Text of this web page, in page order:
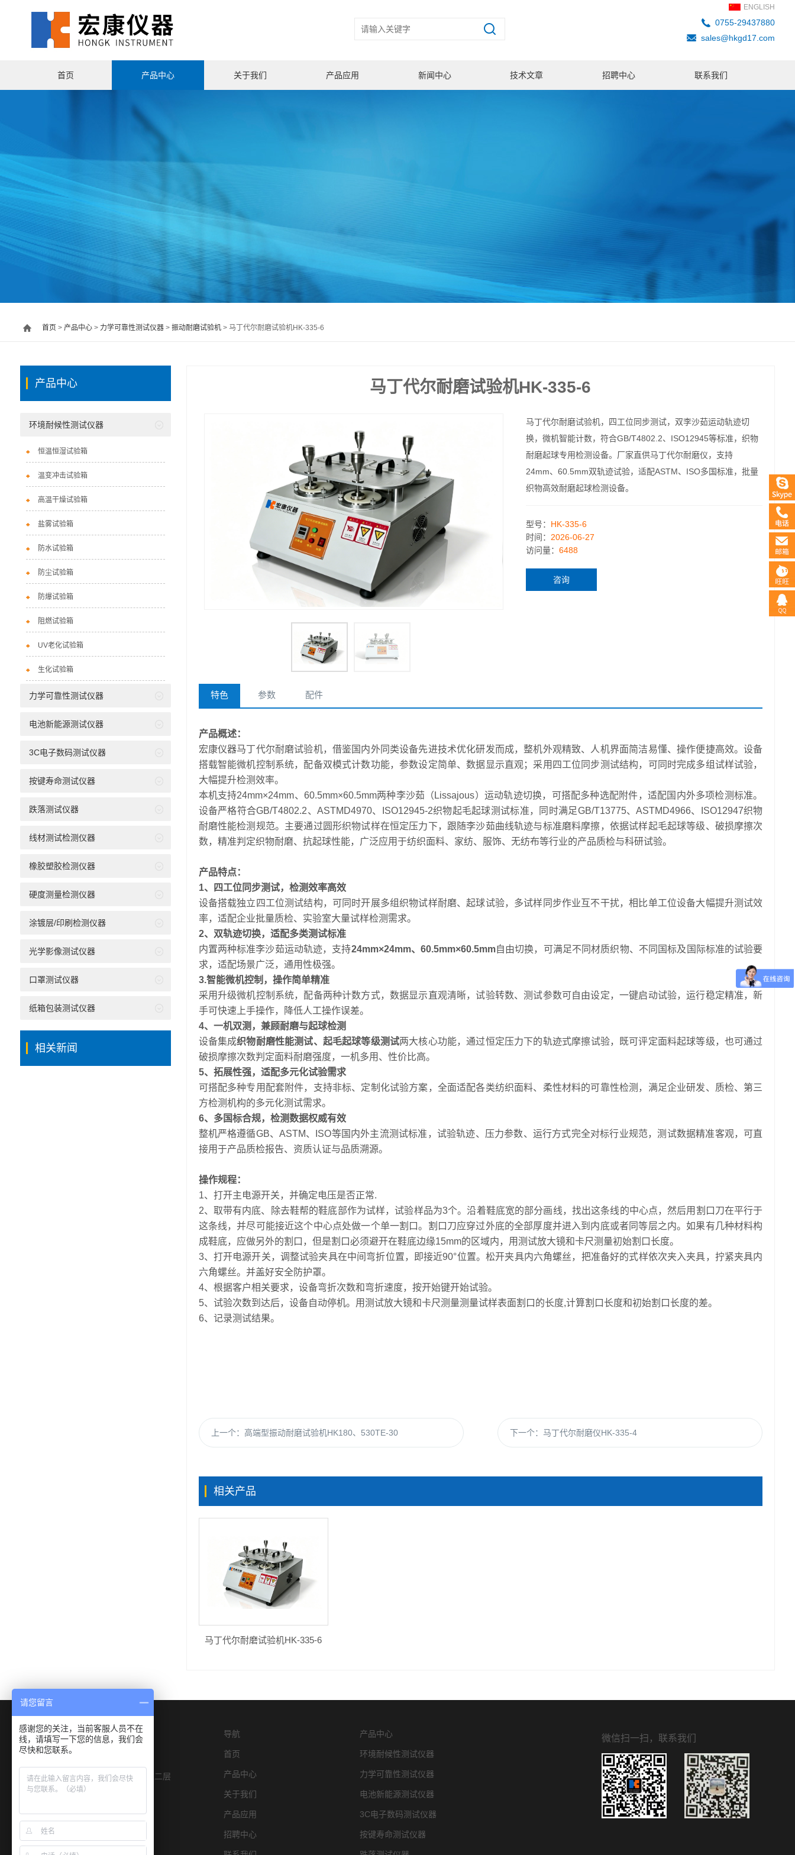
ENGLISH
0755-29437880
sales@hkgd17.com
首页 产品中心 关于我们 产品应用 新闻中心 技术文章 招聘中心 联系我们
首页 > 产品中心> 力学可靠性测试仪器> 振动耐磨试验机> 马丁代尔耐磨试验机HK-335-6
马丁代尔耐磨试验机HK-335-6
马丁代尔耐磨试验机，四工位同步测试，双李沙茹运动轨迹切
换，微机智能计数，符合GB/T4802.2、ISO12945等标准，织物
耐磨起球专用检测设备。厂家直供马丁代尔耐磨仪，支持
24mm、60.5mm双轨迹试验，适配ASTM、ISO多国标准，批量
织物高效耐磨起球检测设备。
型号： HK-335-6
时间： 2026-06-27
访问量： 6488
咨询
特色 参数 配件
产品概述：
宏康仪器马丁代尔耐磨试验机，借鉴国内外同类设备先进技术优化研发而成，整机外观精致、人机界面简洁易懂、操作便捷高效。设备
搭载智能微机控制系统，配备双模式计数功能，参数设定简单、数据显示直观；采用四工位同步测试结构，可同时完成多组试样试验，
大幅提升检测效率。
本机支持24mm×24mm、60.5mm×60.5mm两种李沙茹（Lissajous）运动轨迹切换，可搭配多种选配附件，适配国内外多项检测标准。
设备严格符合GB/T4802.2、ASTMD4970、ISO12945-2织物起毛起球测试标准，同时满足GB/T13775、ASTMD4966、ISO12947织物
耐磨性能检测规范。主要通过圆形织物试样在恒定压力下，跟随李沙茹曲线轨迹与标准磨料摩擦，依据试样起毛起球等级、破损摩擦次
数，精准判定织物耐磨、抗起球性能，广泛应用于纺织面料、家纺、服饰、无纺布等行业的产品质检与科研试验。
产品特点：
1、四工位同步测试，检测效率高效
设备搭载独立四工位测试结构，可同时开展多组织物试样耐磨、起球试验，多试样同步作业互不干扰，相比单工位设备大幅提升测试效
率，适配企业批量质检、实验室大量试样检测需求。
2、双轨迹切换，适配多类测试标准
内置两种标准李沙茹运动轨迹，支持24mm×24mm、60.5mm×60.5mm自由切换，可满足不同材质织物、不同国标及国际标准的试验要
求，适配场景广泛，通用性极强。
3.智能微机控制，操作简单精准
采用升级微机控制系统，配备两种计数方式，数据显示直观清晰，试验转数、测试参数可自由设定，一键启动试验，运行稳定精准，新
手可快速上手操作，降低人工操作误差。
4、一机双测，兼顾耐磨与起球检测
设备集成织物耐磨性能测试、起毛起球等级测试两大核心功能，通过恒定压力下的轨迹式摩擦试验，既可评定面料起球等级，也可通过
破损摩擦次数判定面料耐磨强度，一机多用、性价比高。
5、拓展性强，适配多元化试验需求
可搭配多种专用配套附件，支持非标、定制化试验方案，全面适配各类纺织面料、柔性材料的可靠性检测，满足企业研发、质检、第三
方检测机构的多元化测试需求。
6、多国标合规，检测数据权威有效
整机严格遵循GB、ASTM、ISO等国内外主流测试标准，试验轨迹、压力参数、运行方式完全对标行业规范，测试数据精准客观，可直
接用于产品质检报告、资质认证与品质溯源。
操作规程：
1、打开主电源开关，并确定电压是否正常.
2、取带有内底、除去鞋帮的鞋底部作为试样，试验样品为3个。沿着鞋底宽的部分画线，找出这条线的中心点，然后用割口刀在平行于
这条线，并尽可能接近这个中心点处做一个单一割口。割口刀应穿过外底的全部厚度并进入到内底或者同等层之内。如果有几种材料构
成鞋底，应做另外的割口，但是割口必须避开在鞋底边缘15mm的区域内，用测试放大镜和卡尺测量初始割口长度。
3、打开电源开关，调整试验夹具在中间弯折位置，即接近90°位置。松开夹具内六角螺丝，把准备好的式样依次夹入夹具，拧紧夹具内
六角螺丝。并盖好安全防护罩。
4、根据客户相关要求，设备弯折次数和弯折速度，按开始键开始试验。
5、试验次数到达后，设备自动停机。用测试放大镜和卡尺测量测量试样表面割口的长度,计算割口长度和初始割口长度的差。
6、记录测试结果。
上一个： 高端型振动耐磨试验机HK180、530TE-30 下一个：马丁代尔耐磨仪HK-335-4
相关产品
马丁代尔耐磨试验机HK-335-6
产品中心
环境耐候性测试仪器
恒温恒湿试验箱
温变冲击试验箱
高温干燥试验箱
盐雾试验箱
防水试验箱
防尘试验箱
防爆试验箱
阻燃试验箱
UV老化试验箱
生化试验箱
力学可靠性测试仪器
电池新能源测试仪器
3C电子数码测试仪器
按键寿命测试仪器
跌落测试仪器
线材测试检测仪器
橡胶塑胶检测仪器
硬度测量检测仪器
涂镀层/印刷检测仪器
光学影像测试仪器
口罩测试仪器
纸箱包装测试仪器
相关新闻
深圳市宝安区燕罗街道物园路6号E栋二层
导航
首页
产品中心
关于我们
产品应用
招聘中心
产品中心
环境耐候性测试仪器
力学可靠性测试仪器
电池新能源测试仪器
3C电子数码测试仪器
按键寿命测试仪器
微信扫一扫，联系我们
请您留言
感谢您的关注，当前客服人员不在
线，请填写一下您的信息，我们会
尽快和您联系。